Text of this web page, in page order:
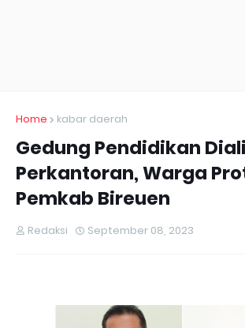
Home kabar daerah
Gedung Pendidikan
Perkantoran, Warga
Pemkab Bireuen
Redaksi September 08, 2023